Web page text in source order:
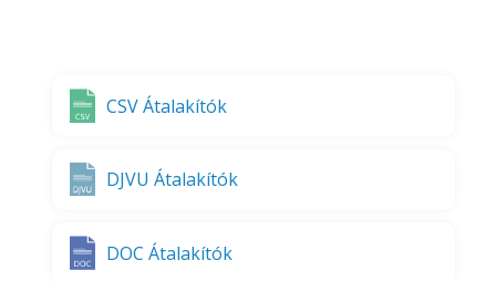
CSV Átalakítók
DJVU Átalakítók
DOC Átalakítók